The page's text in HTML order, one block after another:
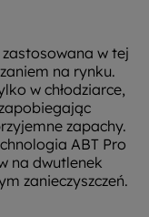
w tej
na rynku.
w chłodziarce,
zapachy.
ABT Pro
na dwutlenek
zanieczyszczeń.